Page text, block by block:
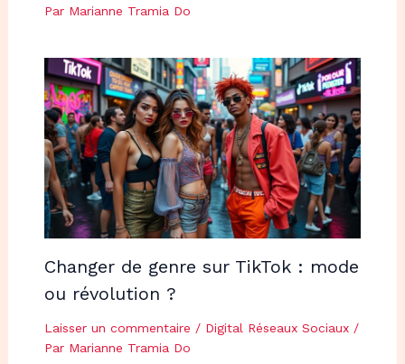
Par Marianne Tramia Do
Changer de genre sur TikTok : mode
ou révolution ?
Laisser un commentaire / Digital Réseaux Sociaux/
Par Marianne Tramia Do